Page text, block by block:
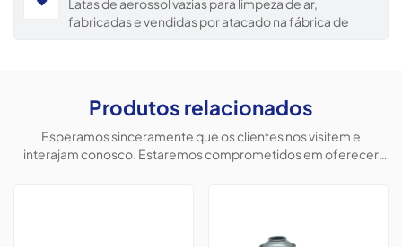
Latas de aerossol vazias para limpeza de ar,
fabricadas e vendidas por atacado na fábrica de
Produtos relacionados
Esperamos sinceramente que os clientes nos visitem e
interajam conosco. Estaremos comprometidos em oferecer